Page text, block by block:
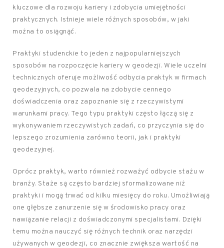
kluczowe dla rozwoju kariery i zdobycia umiejętności
praktycznych. Istnieje wiele różnych sposobów, w jaki
można to osiągnąć.
Praktyki studenckie to jeden z najpopularniejszych
sposobów na rozpoczęcie kariery w geodezji. Wiele uczelni
technicznych oferuje możliwość odbycia praktyk w firmach
geodezyjnych, co pozwala na zdobycie cennego
doświadczenia oraz zapoznanie się z rzeczywistymi
warunkami pracy. Tego typu praktyki często łączą się z
wykonywaniem rzeczywistych zadań, co przyczynia się do
lepszego zrozumienia zarówno teorii, jak i praktyki
geodezyjnej.
Oprócz praktyk, warto również rozważyć odbycie stażu w
branży. Staże są często bardziej sformalizowane niż
praktyki i mogą trwać od kilku miesięcy do roku. Umożliwiają
one głębsze zanurzenie się w środowisko pracy oraz
nawiązanie relacji z doświadczonymi specjalistami. Dzięki
temu można nauczyć się różnych technik oraz narzędzi
używanych w geodezji, co znacznie zwiększa wartość na